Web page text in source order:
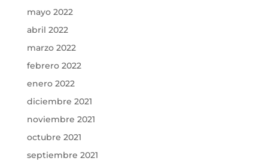
mayo 2022
abril 2022
marzo 2022
febrero 2022
enero 2022
diciembre 2021
noviembre 2021
octubre 2021
septiembre 2021